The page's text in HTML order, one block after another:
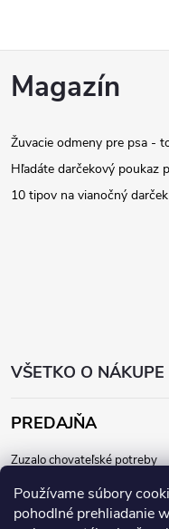
Používame súbory
pohodlné prehliadanie
Z
p
ä
VŠETKO O NÁKUPE
PREDAJŇA
Zuzalo chovateľské potreby
Bratislava - Staré mesto
Magazín
Žuvacie odmeny pre psa -
Hľadáte darčekový poukaz
10 tipov na vianočný